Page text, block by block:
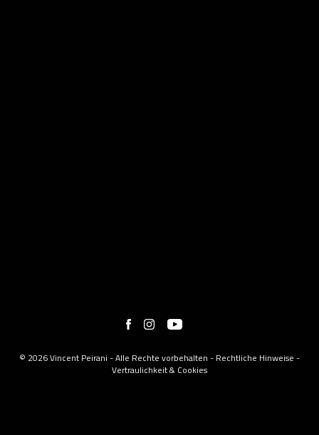
© 2026 Vincent Peirani - Alle Rechte vorbehalten - Rechtliche Hinweise -
Vertraulichkeit & Cookies